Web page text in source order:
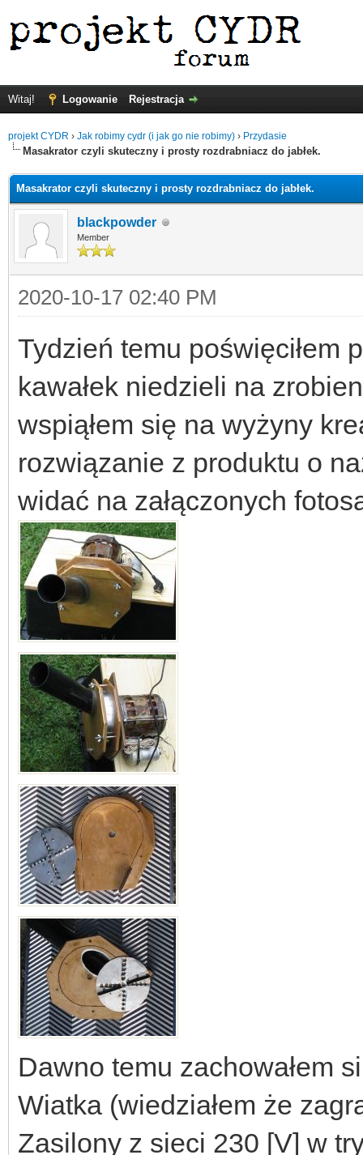
Witaj! Logowanie Rejestracja
projekt CYDR › Jak robimy cydr (i jak go nie robimy) › Przydasie
Masakrator czyli skuteczny i prosty rozdrabniacz do jabłek.
Masakrator czyli skuteczny i prosty rozdrabniacz do jabłek.
blackpowder
Member
2020-10-17 02:40 PM
Tydzień temu poświęciłem
kawałek niedzieli na
wspiąłem się na wyżyny
rozwiązanie z produktu o
widać na załączonych
Dawno temu zachowałem
Wiatka (wiedziałem że
Zasilony z sieci 230 [V] w